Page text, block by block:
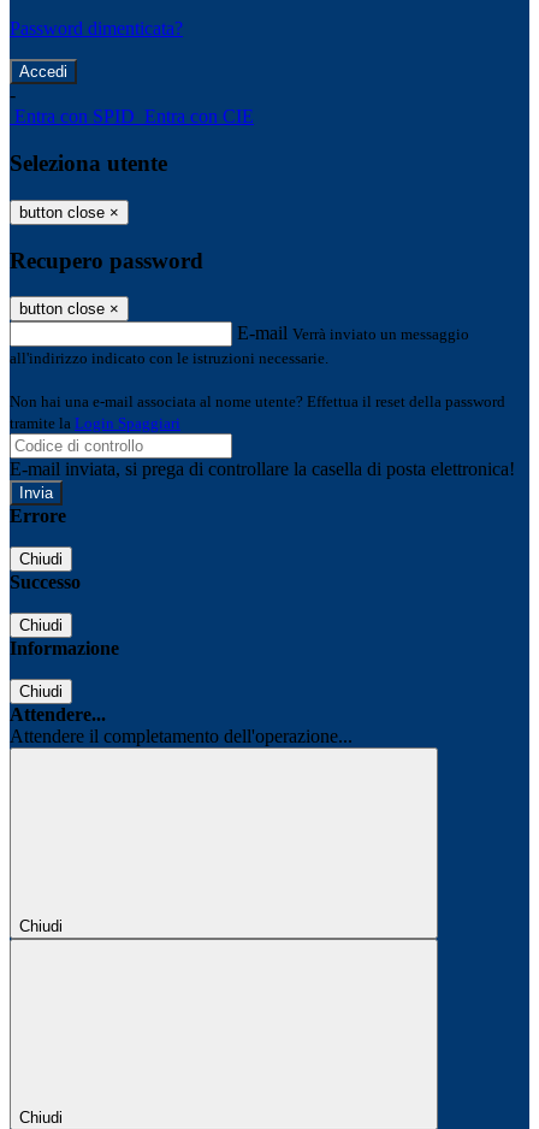
Password dimenticata?
-
Entra con SPID Entra con CIE
Seleziona utente
button close ×
Recupero password
button close ×
E-mail Verrà inviato un messaggio
all'indirizzo indicato con le istruzioni necessarie.
Non hai una e-mail associata al nome utente? Effettua il reset della password
tramite la Login Spaggiari
E-mail inviata, si prega di controllare la casella di posta elettronica!
Errore
Chiudi
Successo
Chiudi
Informazione
Chiudi
Attendere...
Attendere il completamento dell'operazione...
Chiudi
Chiudi